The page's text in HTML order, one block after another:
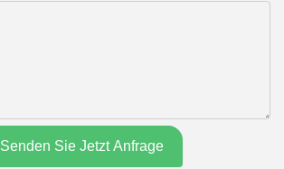
Senden Sie Jetzt Anfrage